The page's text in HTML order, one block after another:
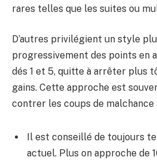
rares telles que les suites ou
D’autres privilégient un style
progressivement des points en
dés 1 et 5, quitte à arrêter plus
gains. Cette approche est
contrer les coups de malchance
Il est conseillé de toujours
actuel. Plus on approche de